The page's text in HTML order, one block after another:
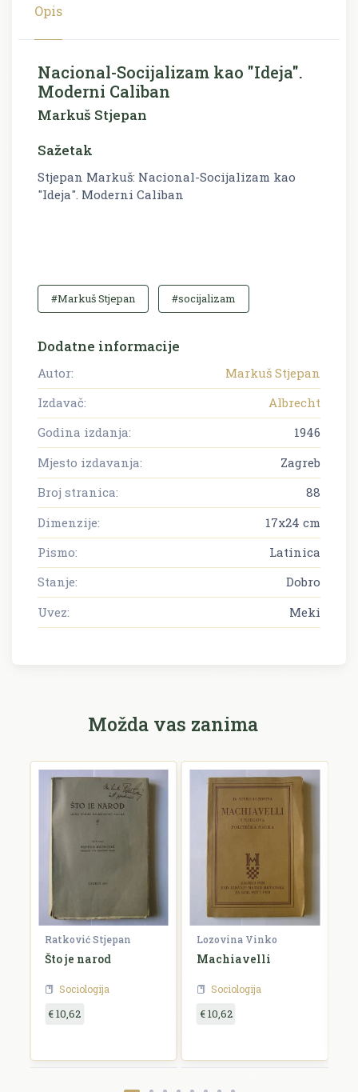
Opis
Nacional-Socijalizam kao "Ideja".
Moderni Caliban
Markuš Stjepan
Sažetak
Stjepan Markuš: Nacional-Socijalizam kao
"Ideja". Moderni Caliban
#Markuš Stjepan #socijalizam
Dodatne informacije
Autor:
Markuš Stjepan
Izdavač:
Albrecht
Godina izdanja:
1946
Mjesto izdavanja:
Zagreb
Broj stranica:
88
Dimenzije:
17x24 cm
Pismo:
Latinica
Stanje:
Dobro
Uvez:
Meki
Možda vas zanima
Ratković Stjepan
Što je narod
Sociologija
€ 10,62
Lozovina Vinko
Machiavelli
Sociologija
€ 10,62